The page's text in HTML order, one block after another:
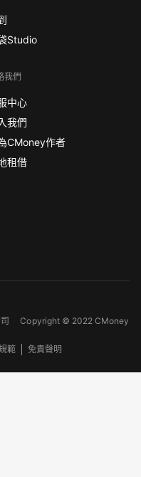
Studio
我們
中心
我們
CMoney作者
租借
公司Copyright © 2022 CMoney
範 免責聲明